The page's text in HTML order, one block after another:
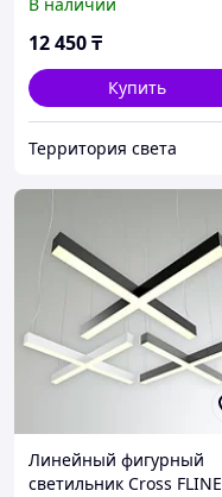
12 450₸
Купить
Территория света
Линейный фигурный
светильник Cross FLINE